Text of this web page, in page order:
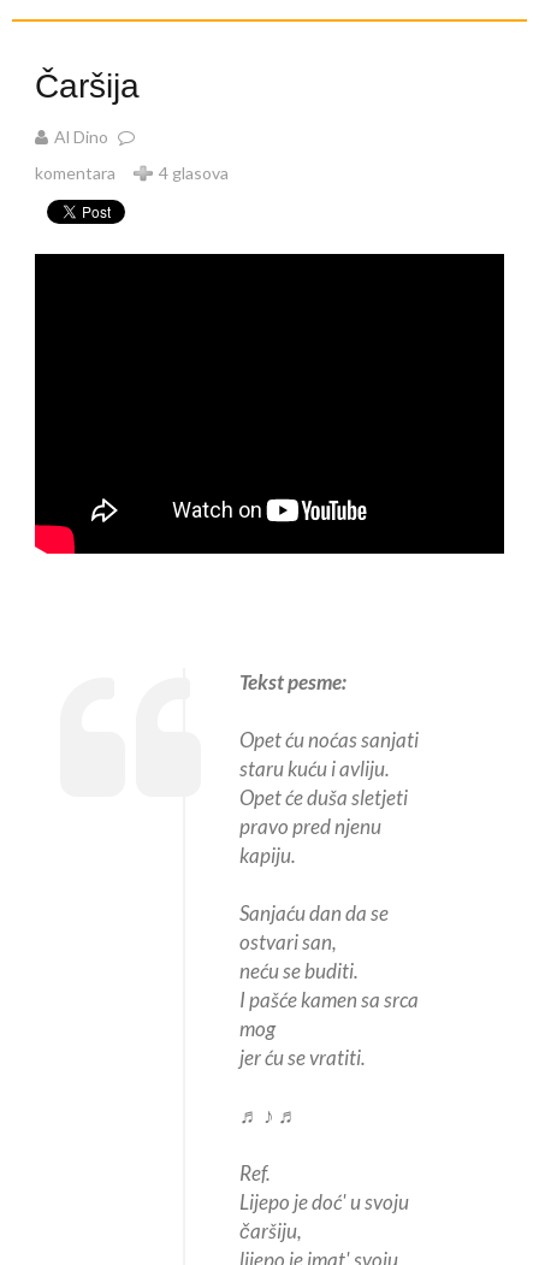
Čaršija
Al Dino
komentara
4 glasova
Tekst pesme:
Opet ću noćas sanjati
staru kuću i avliju.
Opet će duša sletjeti
pravo pred njenu
kapiju.
Sanjaću dan da se
ostvari san,
neću se buditi.
I pašće kamen sa srca
mog
jer ću se vratiti.
♬ ♪ ♬
Ref.
Lijepo je doć' u svoju
čaršiju,
lijepo je imat' svoju